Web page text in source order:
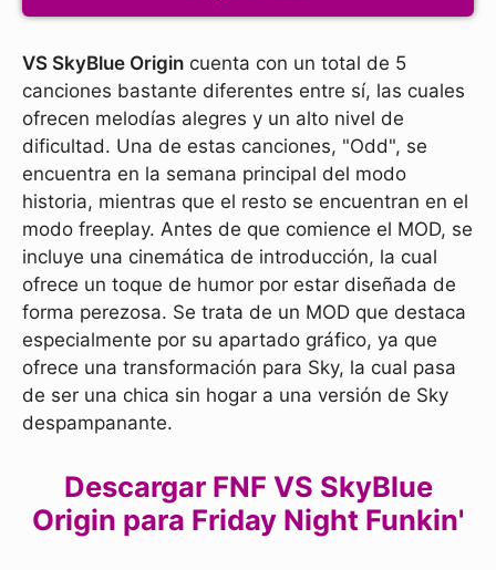
VS SkyBlue Origin cuenta con un total de 5
canciones bastante diferentes entre sí, las cuales
ofrecen melodías alegres y un alto nivel de
dificultad. Una de estas canciones, "Odd", se
encuentra en la semana principal del modo
historia, mientras que el resto se encuentran en el
modo freeplay. Antes de que comience el MOD, se
incluye una cinemática de introducción, la cual
ofrece un toque de humor por estar diseñada de
forma perezosa. Se trata de un MOD que destaca
especialmente por su apartado gráfico, ya que
ofrece una transformación para Sky, la cual pasa
de ser una chica sin hogar a una versión de Sky
despampanante.
Descargar FNF VS SkyBlue
Origin para Friday Night Funkin'